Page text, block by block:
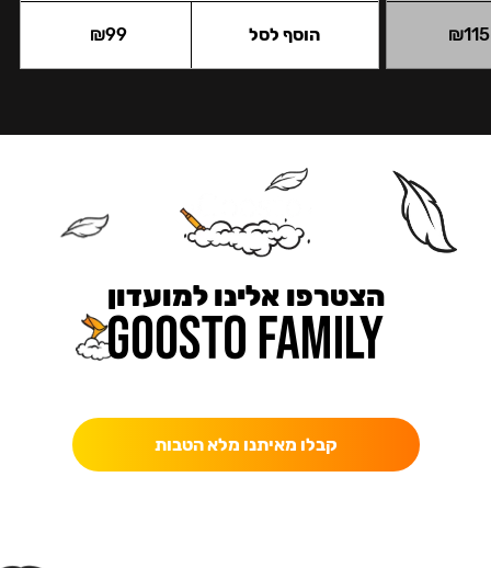
₪115
₪99 הוסף לסל
הצטרפו אלינו למועדון
קבלו מאיתנו מלא הטבות